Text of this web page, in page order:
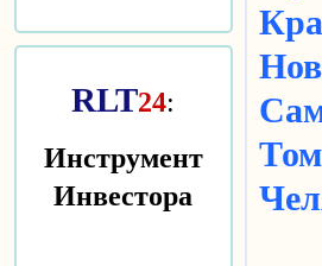
RLT24:
Инструмент
Инвестора